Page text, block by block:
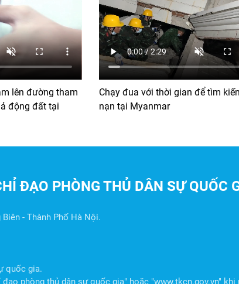
lên đường tham
động đất tại
Chạy đua với thời gian để tìm
nạn tại Myanmar
ĐẠO PHÒNG THỦ DÂN SỰ QUỐC
- Thành Phố Hà Nội.
quốc gia.
phòng thủ dân sự quốc gia" hoặc "www.tkcn.gov.vn"